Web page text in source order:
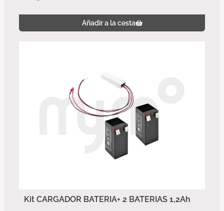
Añadir a la cesta
Kit CARGADOR BATERIA+ 2 BATERIAS 1,2Ah